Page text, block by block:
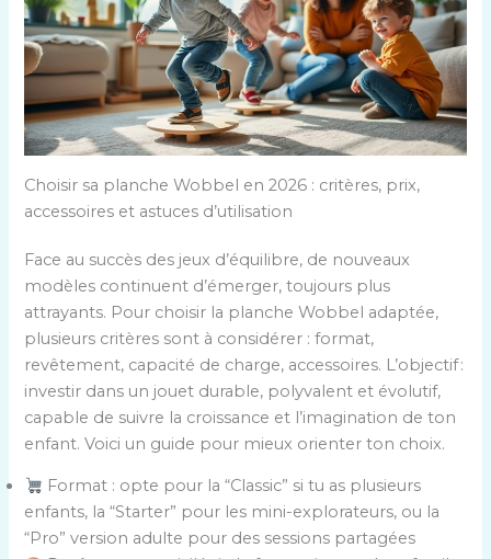
Choisir sa planche Wobbel en 2026 : critères, prix,
accessoires et astuces d’utilisation
Face au succès des jeux d’équilibre, de nouveaux
modèles continuent d’émerger, toujours plus
attrayants. Pour choisir la planche Wobbel adaptée,
plusieurs critères sont à considérer : format,
revêtement, capacité de charge, accessoires. L’objectif :
investir dans un jouet durable, polyvalent et évolutif,
capable de suivre la croissance et l’imagination de ton
enfant. Voici un guide pour mieux orienter ton choix.
Format : opte pour la “Classic” si tu as plusieurs
enfants, la “Starter” pour les mini-explorateurs, ou la
“Pro” version adulte pour des sessions partagées